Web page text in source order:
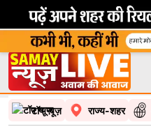
टॉप न्यूज़ राज्य-शहर